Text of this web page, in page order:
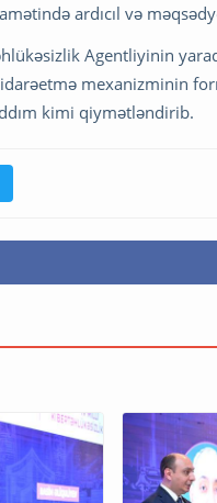
ardıcıl və
Agentliyinin
mexanizminin
kimi qiymətləndirib.